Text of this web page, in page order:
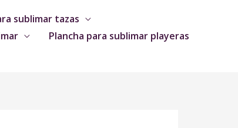
sublimar tazas
Plancha para sublimar playeras